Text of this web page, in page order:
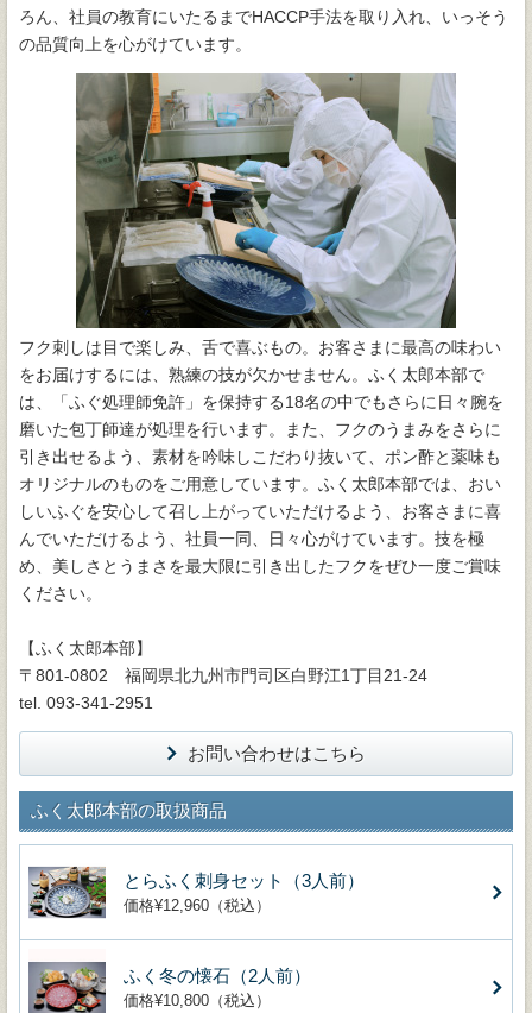
ろん、社員の教育にいたるまでHACCP手法を取り入れ、いっそう
の品質向上を心がけています。
フク刺しは目で楽しみ、舌で喜ぶもの。お客さまに最高の味わい
をお届けするには、熟練の技が欠かせません。ふく太郎本部で
は、「ふぐ処理師免許」を保持する18名の中でもさらに日々腕を
磨いた包丁師達が処理を行います。また、フクのうまみをさらに
引き出せるよう、素材を吟味しこだわり抜いて、ポン酢と薬味も
オリジナルのものをご用意しています。ふく太郎本部では、おい
しいふぐを安心して召し上がっていただけるよう、お客さまに喜
んでいただけるよう、社員一同、日々心がけています。技を極
め、美しさとうまさを最大限に引き出したフクをぜひ一度ご賞味
ください。
【ふく太郎本部】
〒801-0802 福岡県北九州市門司区白野江1丁目21-24
tel. 093-341-2951
お問い合わせはこちら
ふく太郎本部の取扱商品
とらふく刺身セット（3人前）
価格¥12,960（税込）
ふく冬の懐石（2人前）
価格¥10,800（税込）